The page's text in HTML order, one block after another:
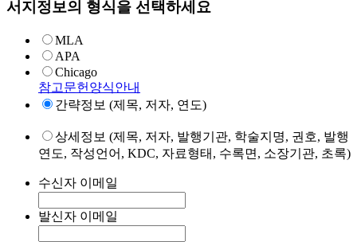
서지정보의 형식을 선택하세요
MLA
APA
Chicago
참고문헌양식안내
간략정보 (제목, 저자, 연도)
상세정보 (제목, 저자, 발행기관, 학술지명, 권호, 발행
연도, 작성언어, KDC, 자료형태, 수록면, 소장기관, 초록)
수신자 이메일
발신자 이메일